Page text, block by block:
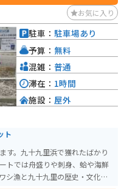
お気に入り
ト
す。九十九里浜で獲れたばかり
トでは舟盛りや刺身、蛤や海鮮
シ漁と九十九里の歴史・文化を
駐車： 駐車場あり
予算： 無料
混雑： 普通
滞在： 1時間
施設： 屋外